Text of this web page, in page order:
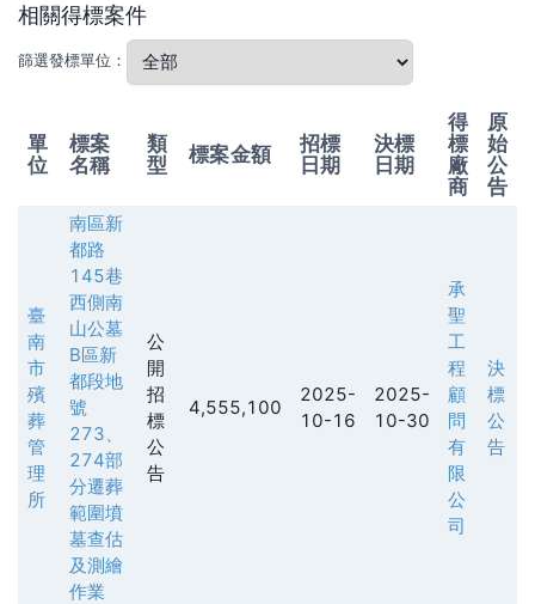
相關得標案件
篩選發標單位：
單
位
標案
名稱
類
型
標案金額
招標
日期
決標
日期
得
標
廠
商
原
始
公
告
臺
南
市
殯
葬
管
理
所
南區新
都路
145巷
西側南
山公墓
B區新
都段地
號
273、
274部
分遷葬
範圍墳
墓查估
及測繪
作業
公
開
招
標
公
告
4,555,100
2025-
10-16
2025-
10-30
承
聖
工
程
顧
問
有
限
公
司
決
標
公
告